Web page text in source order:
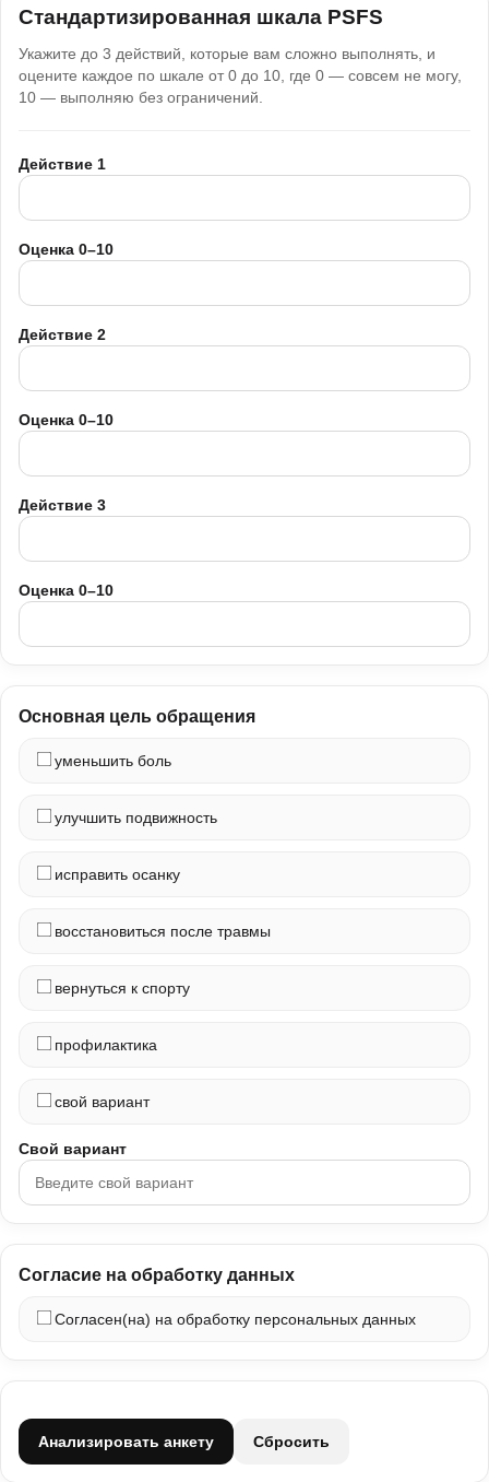
Стандартизированная шкала PSFS
Укажите до 3 действий, которые вам сложно выполнять, и
оцените каждое по шкале от 0 до 10, где 0 — совсем не могу,
10 — выполняю без ограничений.
Действие 1
Оценка 0–10
Действие 2
Оценка 0–10
Действие 3
Оценка 0–10
Основная цель обращения
уменьшить боль
улучшить подвижность
исправить осанку
восстановиться после травмы
вернуться к спорту
профилактика
свой вариант
Свой вариант
Согласие на обработку данных
Согласен(на) на обработку персональных данных
Анализировать анкету Сбросить